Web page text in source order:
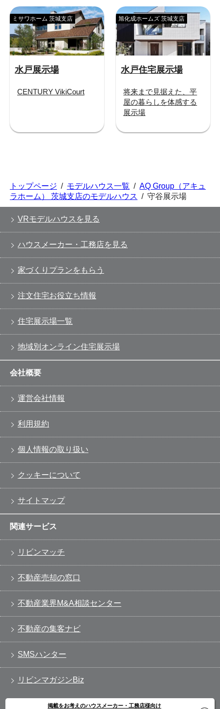
水戸展示場
ミサワホーム 茨城支店
CENTURY VikiCourt
水戸住宅展示場
旭化成ホームズ 茨城支店
将来まで見据えた、平
屋の暮らしを体感する
展示場
トップページ / モデルハウス一覧 / AQ Group（アキュ
ラホーム） 茨城支店のモデルハウス / 守谷展示場
VRモデルハウスを見る
ハウスメーカー・工務店を見る
家づくりプランをもらう
注文住宅お役立ち情報
住宅展示場一覧
地域別オンライン住宅展示場
会社概要
運営会社情報
利用規約
個人情報の取り扱い
クッキーについて
サイトマップ
関連サービス
リビンマッチ
不動産売却の窓口
不動産業界M&A相談センター
不動産の集客ナビ
SMSハンター
リビンマガジンBiz
掲載をお考えのハウスメーカー・工務店様向け